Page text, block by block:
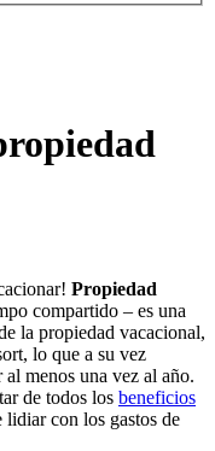
Propiedad
compartido – es una
la propiedad vacacional,
lo que a su vez
menos una vez al año.
de todos los beneficios
lidiar con los gastos de